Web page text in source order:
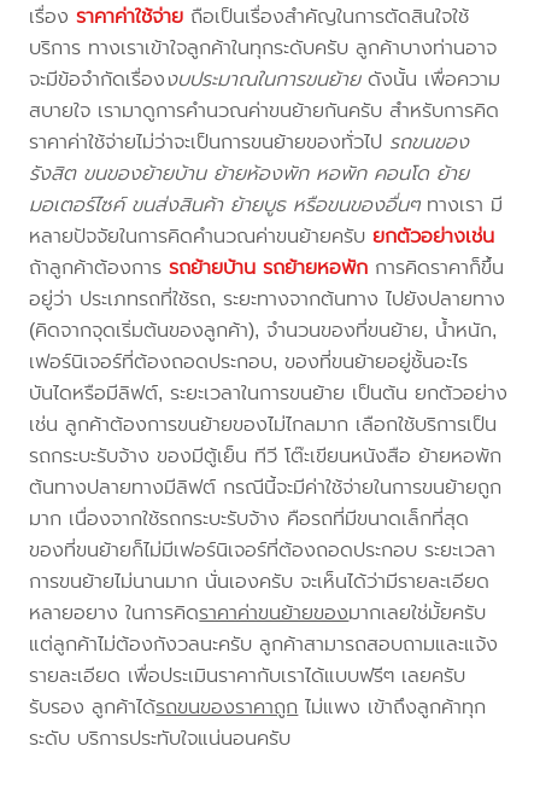
เรื่องราคาค่าใช้จ่าย ถือเป็นเรื่องสำคัญในการตัดสินใจใช้
บริการ ทางเราเข้าใจลูกค้าในทุกระดับครับ ลูกค้าบางท่านอาจ
จะมีข้อจำกัดเรื่องงบประมาณในการขนย้ายดังนั้น เพื่อความ
สบายใจ เรามาดูการคำนวณค่าขนย้ายกันครับ สำหรับการคิด
ราคาค่าใช้จ่ายไม่ว่าจะเป็นการขนย้ายของทั่วไป รถขนของ
รังสิต ขนของย้ายบ้าน ย้ายห้องพัก หอพัก คอนโด ย้าย
มอเตอร์ไซค์ ขนส่งสินค้า ย้ายบูธ หรือขนของอื่นๆทางเรา มี
หลายปัจจัยในการคิดคำนวณค่าขนย้ายครับยกตัวอย่างเช่น
ถ้าลูกค้าต้องการรถย้ายบ้าน รถย้ายหอพัก การคิดราคาก็ขึ้น
อยู่ว่า ประเภทรถที่ใช้รถ, ระยะทางจากต้นทาง ไปยังปลายทาง
(คิดจากจุดเริ่มต้นของลูกค้า), จำนวนของที่ขนย้าย, น้ำหนัก,
เฟอร์นิเจอร์ที่ต้องถอดประกอบ, ของที่ขนย้ายอยู่ชั้นอะไร
บันไดหรือมีลิฟต์, ระยะเวลาในการขนย้าย เป็นต้น ยกตัวอย่าง
เช่น ลูกค้าต้องการขนย้ายของไม่ไกลมาก เลือกใช้บริการเป็น
รถกระบะรับจ้าง ของมีตู้เย็น ทีวี โต๊ะเขียนหนังสือ ย้ายหอพัก
ต้นทางปลายทางมีลิฟต์ กรณีนี้จะมีค่าใช้จ่ายในการขนย้ายถูก
มาก เนื่องจากใช้รถกระบะรับจ้าง คือรถที่มีขนาดเล็กที่สุด
ของที่ขนย้ายก็ไม่มีเฟอร์นิเจอร์ที่ต้องถอดประกอบ ระยะเวลา
การขนย้ายไม่นานมาก นั่นเองครับ จะเห็นได้ว่ามีรายละเอียด
หลายอยาง ในการคิดราคาค่าขนย้ายของมากเลยใช่มั้ยครับ
แต่ลูกค้าไม่ต้องกังวลนะครับ ลูกค้าสามารถสอบถามและแจ้ง
รายละเอียด เพื่อประเมินราคากับเราได้แบบฟรีๆ เลยครับ
รับรอง ลูกค้าได้รถขนของราคาถูกไม่แพง เข้าถึงลูกค้าทุก
ระดับ บริการประทับใจแน่นอนครับ